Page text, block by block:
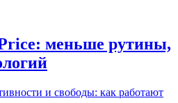
меньше рутины,